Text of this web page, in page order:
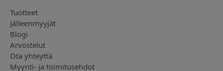
Tuotteet
Jälleenmyyjät
Blogi
Arvostelut
Ota yhteyttä
Myynti- ja toimitusehdot